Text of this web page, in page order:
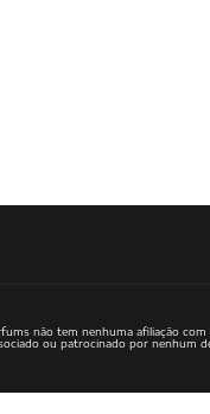
não tem nenhuma afiliação
ou patrocinado por nenhum